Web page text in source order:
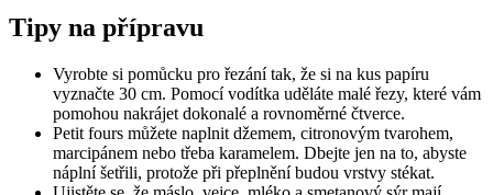
Tipy na přípravu
Vyrobte si pomůcku pro řezání tak, že si na kus papíru
vyznačte 30 cm. Pomocí vodítka uděláte malé řezy, které vám
pomohou nakrájet dokonalé a rovnoměrné čtverce.
Petit fours můžete naplnit džemem, citronovým tvarohem,
marcipánem nebo třeba karamelem. Dbejte jen na to, abyste
náplní šetřili, protože při přeplnění budou vrstvy stékat.